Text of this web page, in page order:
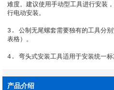
难度。建议使用手动型工具进行安装
行电动安装。
3. 公制无尾螺套需要独有的工具分
表格）。
4. 弯头式安装工具适用于安装统一标
产品介绍